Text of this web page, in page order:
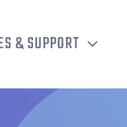
& SUPPORT